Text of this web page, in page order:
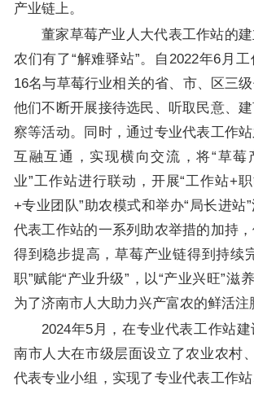
产业链上。
董家草莓产业人大代表工作站的
农们有了“解难驿站”。自2022年6月工
16名与草莓行业相关的省、市、区三级
他们不断开展接待选民、听取民意、
察等活动。同时，通过专业代表工作站
互融互通，实现横向交流，将“草莓
业”工作站进行联动，开展“工作站+
+专业团队”助农模式和举办“局长进站
代表工作站的一系列助农举措的加持
得到稳步提高，草莓产业链得到持续
职”赋能“产业升级”，以“产业兴旺”滋
为了济南市人大助力兴产富农的鲜活注
2024年5月，在专业代表工作站
南市人大在市级层面设立了农业农村
代表专业小组，实现了专业代表工作